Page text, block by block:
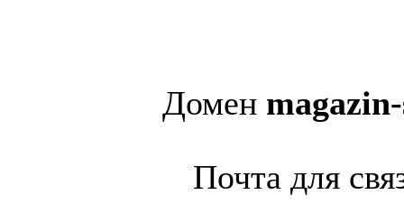
Домен
Почта для